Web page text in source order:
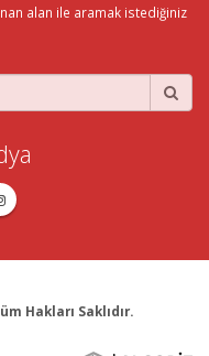
alan ile aramak istediğiniz
Hakları Saklıdır.